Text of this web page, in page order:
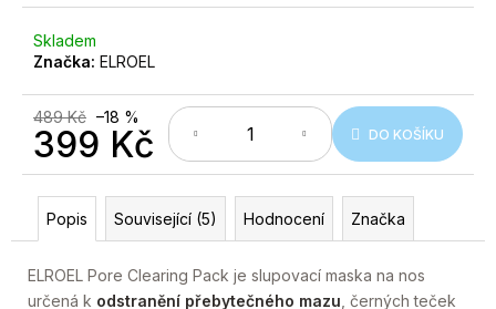
Skladem
Značka: ELROEL
489 Kč –18 %
399 Kč
Měrná
cena:
DO KOŠÍKU
Popis Související (5) Hodnocení Značka
ELROEL Pore Clearing Pack je slupovací maska na nos
určená k odstranění přebytečného mazu , černých teček
u
e
m
e